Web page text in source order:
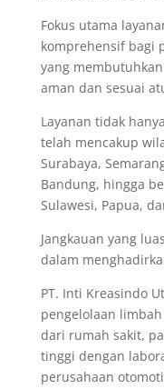
Fokus utama
komprehensif bagi
yang
aman dan sesuai
Layanan tidak
telah mencakup
Surabaya,
Bandung, hingga
Sulawesi, Papua,
Jangkauan yang
dalam
PT. Inti Kreasindo
pengelolaan
dari rumah sakit,
tinggi dengan
perusahaan